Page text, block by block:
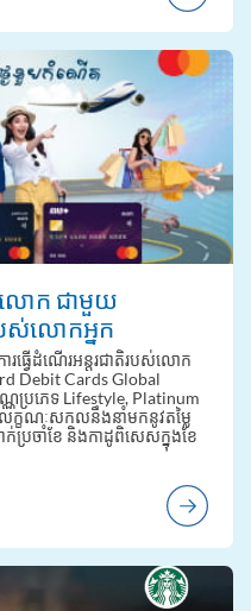
លោក ជាមួយ
ស់លោកអ្នក
ធ្វើដំណើរអន្តរជាតិរបស់លោក
Debit Cards Global
ណប្រភេទ Lifestyle, Platinum
ក្ខណៈសកលនឹងនាំមកនូវតម្លៃ
ាក់ប្រចាំខែ និងកាដូពិសេសក្នុងខែ